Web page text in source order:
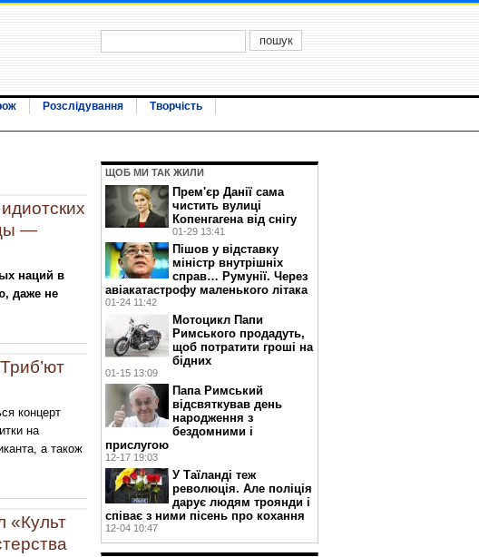
Розслідування
Творчість
—
наций в
даже не
концерт
на
а також
«Культ
ЩОБ МИ ТАК ЖИЛИ
Прем'єр Данії сама
чистить вулиці
Копенгагена від снігу
01-29 13:41
Пішов у відставку
міністр внутрішніх
справ… Румунії. Через
авіакатастрофу маленького літака
01-24 11:42
Мотоцикл Папи
Римського продадуть,
щоб потратити гроші на
бідних
01-15 13:09
Папа Римський
відсвяткував день
народження з
бездомними і
прислугою
12-17 19:03
У Таїланді теж
революція. Але поліція
дарує людям троянди і
співає з ними пісень про кохання
12-04 10:47